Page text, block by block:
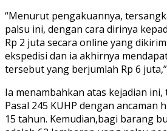
“Menurut pengakuannya,
palsu ini, dengan cara dirinya
Rp 2 juta secara online yang
ekspedisi dan ia akhirnya
tersebut yang berjumlah Rp 6
Ia menambahkan atas kejadian
Pasal 245 KUHP dengan ancaman
15 tahun. Kemudian,bagi barang